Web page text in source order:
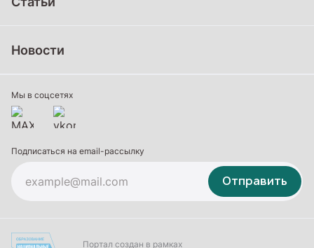
Дополнительное образование
Новости
Мы в соцсетях
Подписаться на email-рассылку
Отправить
Портал создан в рамках